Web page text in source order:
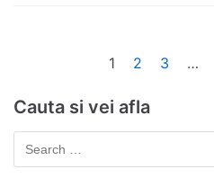
1 2 3 …
Cauta si vei afla